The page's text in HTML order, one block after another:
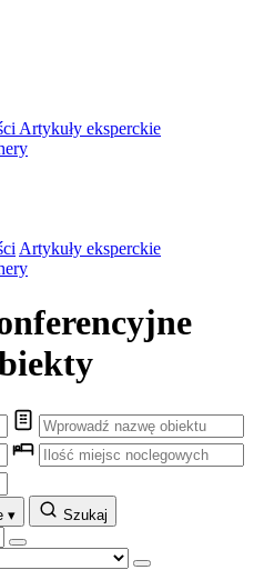
Artykuły eksperckie
Artykuły eksperckie
▾ Szukaj